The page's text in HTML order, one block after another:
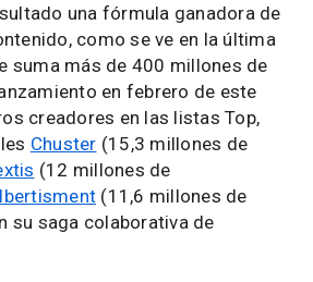
una fórmula ganadora de
como se ve en la última
suma más de 400 millones de
en febrero de este
creadores en las listas Top,
Chuster (15,3 millones de
(12 millones de
(11,6 millones de
su saga colaborativa de